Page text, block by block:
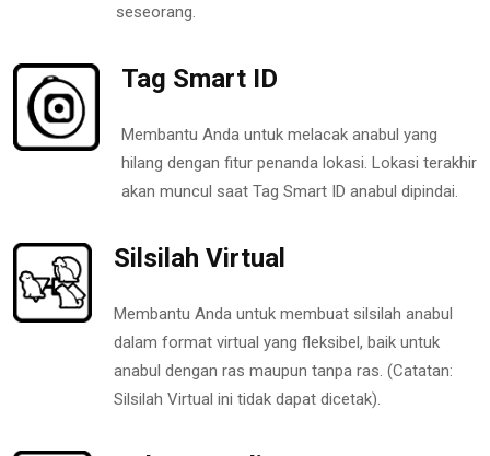
seseorang.
Tag Smart ID
Membantu Anda untuk melacak anabul yang
hilang dengan fitur penanda lokasi. Lokasi terakhir
akan muncul saat Tag Smart ID anabul dipindai.
Silsilah Virtual
Membantu Anda untuk membuat silsilah anabul
dalam format virtual yang fleksibel, baik untuk
anabul dengan ras maupun tanpa ras. (Catatan:
Silsilah Virtual ini tidak dapat dicetak).